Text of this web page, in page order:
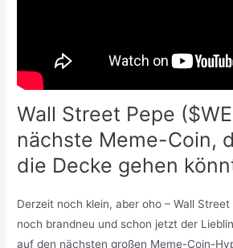
Wall Street Pepe
nächste Meme-Coin,
die Decke gehen
Derzeit noch klein, aber oho – Wall Street
noch brandneu und schon jetzt der
auf den nächsten großen Meme-Coin-